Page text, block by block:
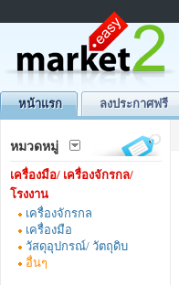
หน้าแรก ลงประกาศฟรี
หมวดหมู่
เครื่องมือ/ เครื่องจักรกล/
โรงงาน
เครื่องจักรกล
เครื่องมือ
วัสดุอุปกรณ์/ วัตถุดิบ
อื่นๆ